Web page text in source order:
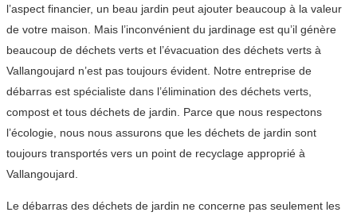
l’aspect financier, un beau jardin peut ajouter beaucoup à la valeur
de votre maison. Mais l’inconvénient du jardinage est qu’il génère
beaucoup de déchets verts et l’évacuation des déchets verts à
Vallangoujard n’est pas toujours évident. Notre entreprise de
débarras est spécialiste dans l’élimination des déchets verts,
compost et tous déchets de jardin. Parce que nous respectons
l’écologie, nous nous assurons que les déchets de jardin sont
toujours transportés vers un point de recyclage approprié à
Vallangoujard.
Le débarras des déchets de jardin ne concerne pas seulement les